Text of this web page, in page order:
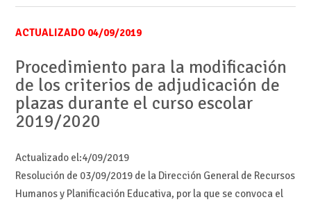
ACTUALIZADO 04/09/2019
Procedimiento para la modificación
de los criterios de adjudicación de
plazas durante el curso escolar
2019/2020
Actualizado el:4/09/2019
Resolución de 03/09/2019 de la Dirección General de Recursos
Humanos y Planificación Educativa, por la que se convoca el